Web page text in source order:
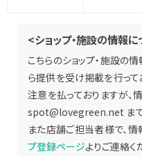
<ショップ・施設の情報に
こちらのショップ・施設の
ら提供を受け掲載を行って
注意を払っておりますが、
spot@lovegreen.net ま
また店舗ご担当者様で、
プ登録ページよりご連絡く